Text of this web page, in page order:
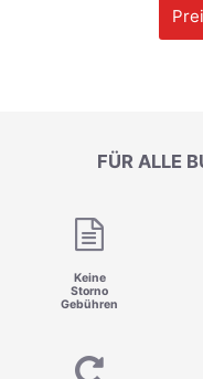
FÜR ALLE
Keine
Storno
Gebühren